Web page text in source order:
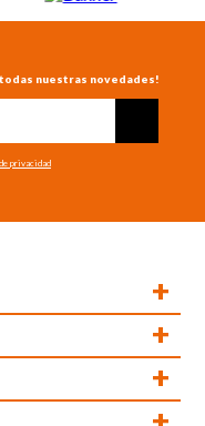
nuestras novedades!
privacidad
+
+
+